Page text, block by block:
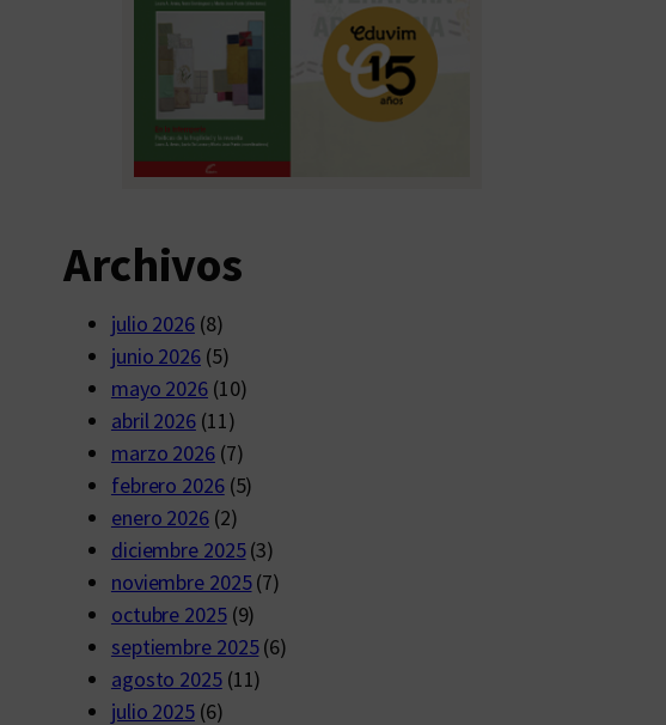
Archivos
julio 2026(8)
junio 2026(5)
mayo 2026 (10)
abril 2026(11)
marzo 2026(7)
febrero 2026(5)
enero 2026(2)
diciembre 2025(3)
noviembre 2025(7)
octubre 2025(9)
septiembre 2025(6)
agosto 2025(11)
julio 2025(6)